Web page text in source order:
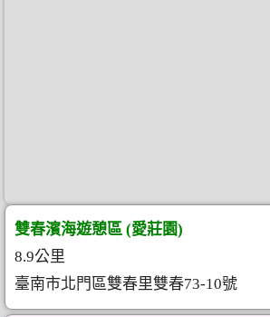
雙春濱海遊憩區 (愛莊園)
8.9公里
臺南市北門區雙春里雙春73-10號